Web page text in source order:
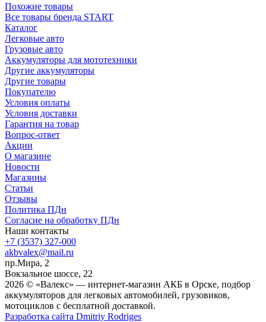
Похожие товары
Все товары бренда START
Каталог
Легковые авто
Грузовые авто
Аккумуляторы для мототехники
Другие аккумуляторы
Другие товары
Покупателю
Условия оплаты
Условия доставки
Гарантия на товар
Вопрос-ответ
Акции
О магазине
Новости
Магазины
Статьи
Отзывы
Политика ПДн
Согласие на обработку ПДн
Наши контакты
+7 (3537) 327-000
akbvalex@mail.ru
пр.Мира, 2
Вокзальное шоссе, 22
2026 © «Валекс» — интернет-магазин АКБ в Орске, подбор
аккумуляторов для легковых автомобилей, грузовиков,
мотоциклов с бесплатной доставкой.
Разработка сайта Dmitriy Rodriges